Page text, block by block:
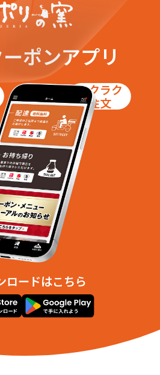
ポンアプリ
ラクラク
注文
ロードはこちら